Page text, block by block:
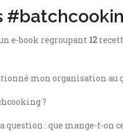
e-book regroupant 12
mon organisation au
?
question : que mange-t-on